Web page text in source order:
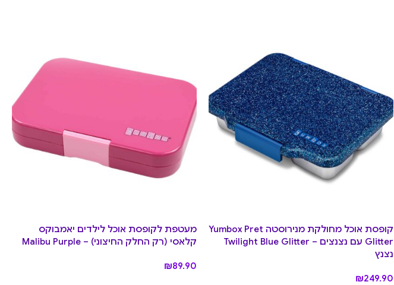
קופסת אוכל מחולקת מנירוסטה Yumbox Pret
Glitter עם נצנצים – Twilight Blue Glitter
נצנץ
₪249.90
מעטפת לקופסת אוכל לילדים יאמבוקס
קלאסי (רק החלק החיצוני) – Malibu Purple
₪89.90